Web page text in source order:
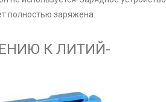
полностью заряжена.
К ЛИТИЙ-